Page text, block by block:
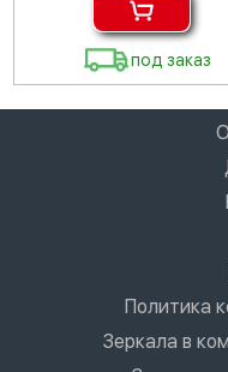
под заказ
Политика
Зеркала в